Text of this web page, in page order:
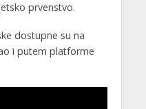
prvenstvo.
dostupne su na
i putem platforme